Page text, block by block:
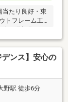
当たり良好・東
トフレーム工
14階部分につ
採用） 江ノ島
による）・全
富・ペット飼
）・24時間ゴ
デンス】安心の
野駅 徒歩6分